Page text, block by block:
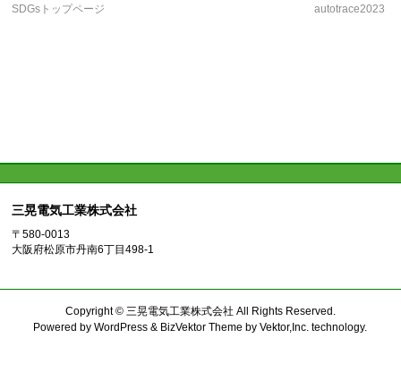
SDGsトップページ autotrace2023
三晃電気工業株式会社
〒580-0013
大阪府松原市丹南6丁目498-1
Copyright © 三晃電気工業株式会社 All Rights Reserved.
Powered byWordPress & BizVektor Theme byVektor,Inc. technology.